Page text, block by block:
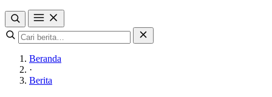
Beranda
·
Berita